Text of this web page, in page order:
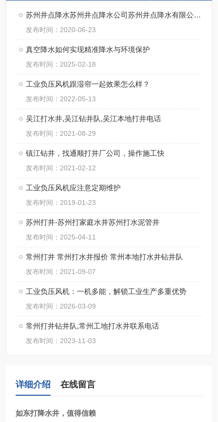
苏州井点降水苏州井点降水公司苏州井点降水有限公司通泉降水公司
发布时间：2020-06-23
真空降水如何实现精准降水与环境保护
发布时间：2025-02-18
工业负压风机跟湿帘一起效果怎么样？
发布时间：2022-05-13
吴江打水井,吴江钻井队,吴江本地打井电话
发布时间：2021-08-29
镇江钻井，找通顺打井厂公司，操作施工快
发布时间：2021-02-12
工业负压风机应注意定期维护
发布时间：2019-01-23
苏州打井-苏州打家庭水井苏州打水泥管井
发布时间：2025-04-11
常州打井 常州打水井报价 常州本地打水井钻井队
发布时间：2021-09-07
工业负压风机：一机多能，解锁工业生产多重优势
发布时间：2026-03-09
常州打井钻井队,常州工地打水井联系电话
发布时间：2023-11-03
详细介绍 在线留言
如东打降水井，值得信赖